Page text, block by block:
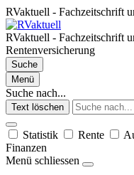
RVaktuell - Fachzeitschrift
RVaktuell - Fachzeitschrift
Rentenversicherung
Suche
Menü
Suche nach...
Text löschen
Statistik Rente
Finanzen
Menü schliessen